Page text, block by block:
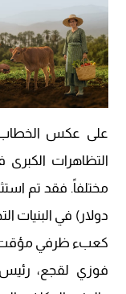
على عكس الخطاب
التظاهرات
كعبء ظرفي
فوزي لقجع، رئيس